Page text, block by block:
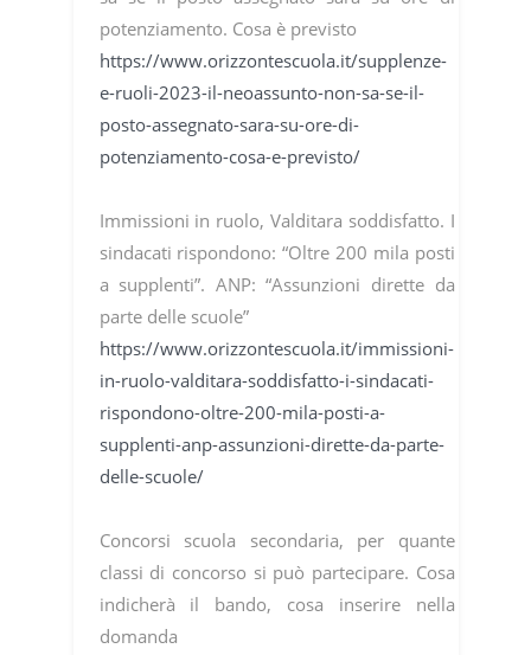
potenziamento. Cosa è previsto
https://www.orizzontescuola.it/supplenze-
e-ruoli-2023-il-neoassunto-non-sa-se-il-
posto-assegnato-sara-su-ore-di-
potenziamento-cosa-e-previsto/
Immissioni in ruolo, Valditara soddisfatto. I
sindacati rispondono: “Oltre 200 mila posti
a supplenti”. ANP: “Assunzioni dirette da
parte delle scuole”
https://www.orizzontescuola.it/immissioni-
in-ruolo-valditara-soddisfatto-i-sindacati-
rispondono-oltre-200-mila-posti-a-
supplenti-anp-assunzioni-dirette-da-parte-
delle-scuole/
Concorsi scuola secondaria, per quante
classi di concorso si può partecipare. Cosa
indicherà il bando, cosa inserire nella
domanda